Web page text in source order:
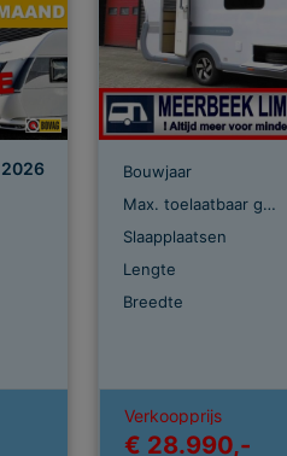
2026 Bouwjaar
Max. toelaatbaar gewicht
Slaapplaatsen
Lengte
Breedte
Verkoopprijs
€ 28.990,-